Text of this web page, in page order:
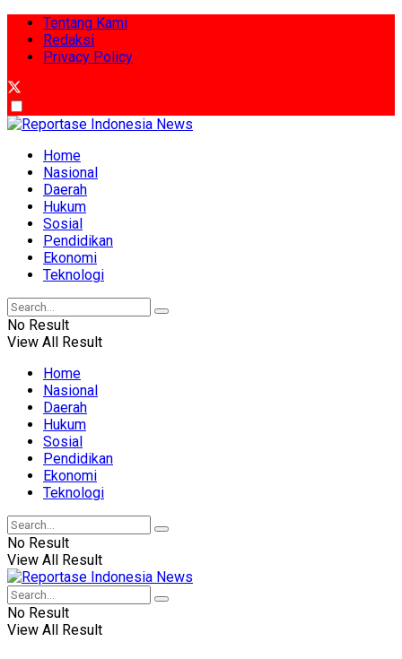
Tentang Kami
Redaksi
Privacy Policy
Home
Nasional
Daerah
Hukum
Sosial
Pendidikan
Ekonomi
Teknologi
No Result
View All Result
Home
Nasional
Daerah
Hukum
Sosial
Pendidikan
Ekonomi
Teknologi
No Result
View All Result
No Result
View All Result